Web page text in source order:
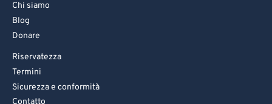
Chi siamo
Blog
Donare
Riservatezza
Termini
Sicurezza e conformità
Contatto